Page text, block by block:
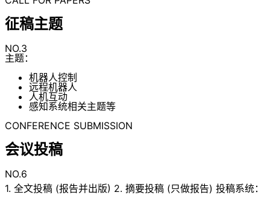
征稿主题
NO.3
主题：
机器人控制
远程机器人
人机互动
感知系统相关主题等
CONFERENCE SUBMISSION
会议投稿
NO.6
1. 全文投稿 (报告并出版) 2. 摘要投稿 (只做报告) 投稿系统：